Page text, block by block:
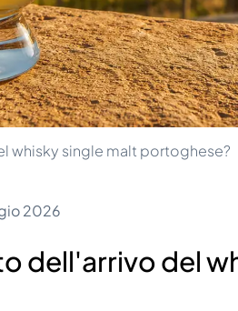
47
whisky single malt portoghese?
2026
dell'arrivo del